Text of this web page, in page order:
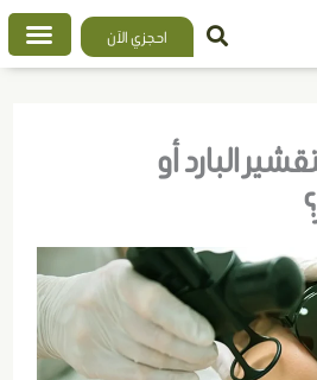
احجزي الآن
البارد أو